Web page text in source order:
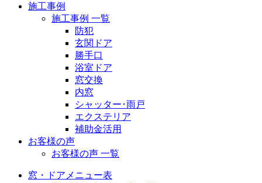
施工事例
施工事例 一覧
防犯
玄関ドア
勝手口
浴室ドア
窓交換
内窓
シャッター･雨戸
エクステリア
補助金活用
お客様の声
お客様の声 一覧
窓・ドアメニュー表